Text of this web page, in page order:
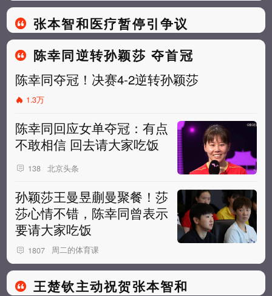
张本智和医疗暂停引争议
陈幸同逆转孙颖莎 夺首冠
陈幸同夺冠！决赛4-2逆转孙颖莎
1.3万
陈幸同回应女单夺冠：有点
不敢相信 回去请大家吃饭
138 北京头条
孙颖莎王曼昱蒯曼聚餐！莎
莎心情不错，陈幸同曾表示
要请大家吃饭
1807 周二的体育课
王楚钦主动祝贺张本智和